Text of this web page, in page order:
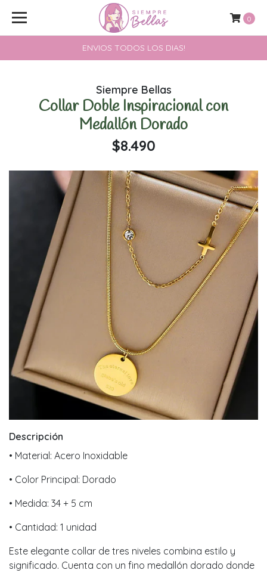
ENVIOS TODOS LOS DIAS!
0
Siempre Bellas
Collar Doble Inspiracional con
Medallón Dorado
$8.490
Descripción
• Material: Acero Inoxidable
• Color Principal: Dorado
• Medida: 34 + 5 cm
• Cantidad: 1 unidad
Este elegante collar de tres niveles combina estilo y
significado. Cuenta con un fino medallón dorado donde